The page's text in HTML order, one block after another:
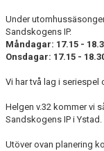
KONTAKT
Under
Sandskogens IP.
Måndagar: 17.15 -
Onsdagar: 17.15 -
Vi har två lag i seriespel
Helgen v.32 kommer vi
Sandskogens IP i Ystad.
Utöver ovan planering